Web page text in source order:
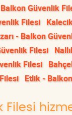
Güvenlik
Filesi
- Balkon
Filesi
Filesi
Etlik -
Filesi